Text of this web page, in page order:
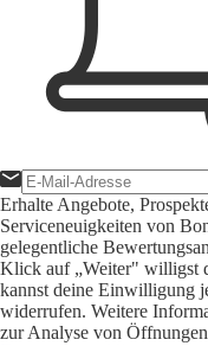
Erhalte Angebote,
Serviceneuigkeiten von
gelegentliche
Klick auf „Weiter" willigst
kannst deine Einwilligung
widerrufen. Weitere
zur Analyse von